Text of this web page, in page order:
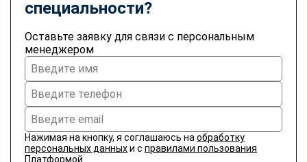
специальности?
Оставьте заявку для связи с персональным
менеджером
Нажимая на кнопку, я соглашаюсь на обработку
персональных данныхи с правилами пользования
Платформой